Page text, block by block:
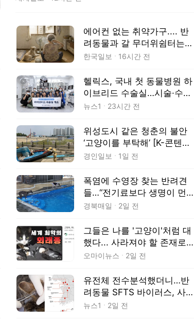
길 지도’와 ‘에어컨 정거장’ 등 맞춤형 생활 앱
을 직
에어컨 없는 취약가구.... 반
려동물과 갈 무더위쉼터는
어디에
한국일보 16시간 전
헬릭스, 국내 첫 동물병원 하
이브리드 수술실…시술·수술
한번에
뉴스1 23시간 전
위성도시 같은 청춘의 불안
‘고양이를 부탁해’ [K-콘텐츠
로 보는 인천·(2)]
경인일보 1일 전
폭염에 수영장 찾는 반려견
들…“전기료보다 생명이 먼
저”
경북매일 2일 전
그들은 나를 '고양이'처럼 대
했다... 사라져야 할 존재로
[신필규의 아직도 적응 중]
오마이뉴스 2일 전
유전체 전수분석했더니…반
려동물 SFTS 바이러스, 사
람과 같았다
뉴스1 2일 전